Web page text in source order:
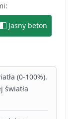
Jasny beton
(0-100%).
światła